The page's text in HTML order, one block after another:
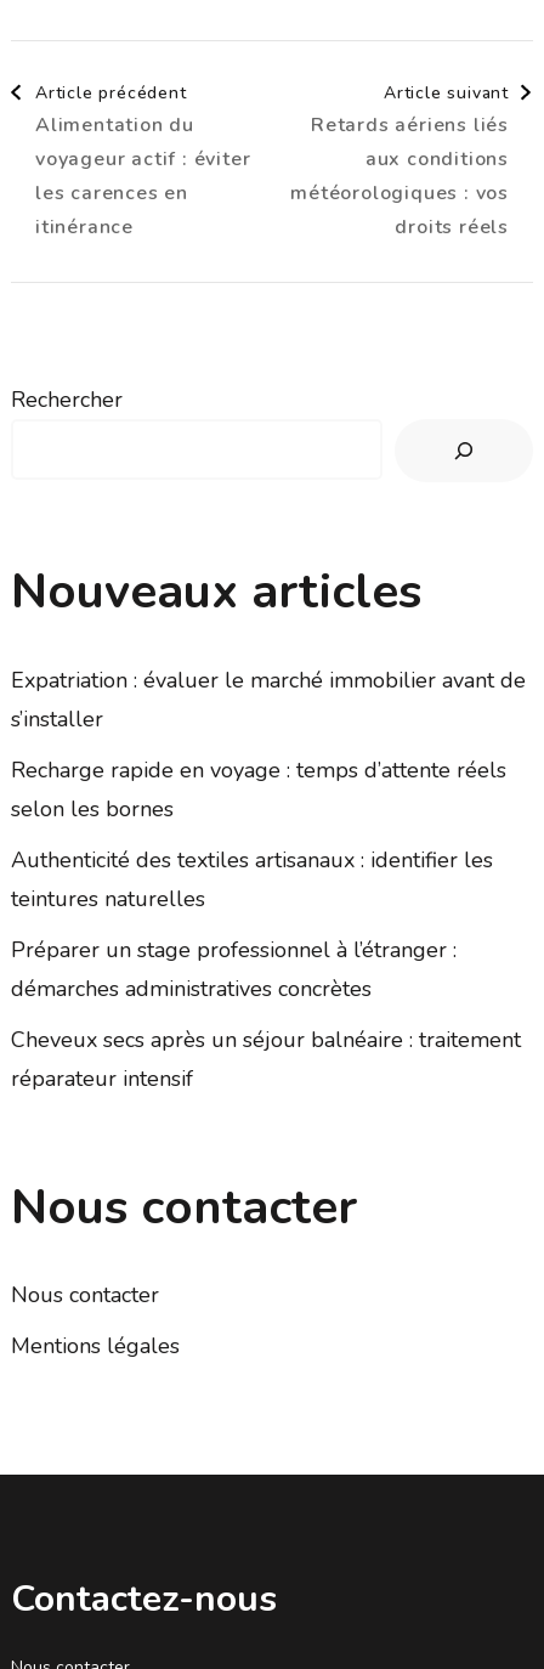
Navigation
d'article
Article précédent
Alimentation du
voyageur actif : éviter
les carences en
itinérance
Article suivant
Retards aériens liés
aux conditions
météorologiques : vos
droits réels
Rechercher
Nouveaux articles
Expatriation : évaluer le marché immobilier avant de
s’installer
Recharge rapide en voyage : temps d’attente réels
selon les bornes
Authenticité des textiles artisanaux : identifier les
teintures naturelles
Préparer un stage professionnel à l’étranger :
démarches administratives concrètes
Cheveux secs après un séjour balnéaire : traitement
réparateur intensif
Nous contacter
Nous contacter
Mentions légales
Contactez-nous